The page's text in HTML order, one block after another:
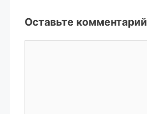
Оставьте комментарий